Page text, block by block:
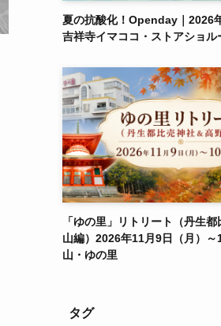
夏の抗酸化！Openday｜2026
吉祥寺イマココ・ストアショル
「ゆの里」リトリート（丹生
山編）2026年11月9日（月）
山・ゆの里
タグ